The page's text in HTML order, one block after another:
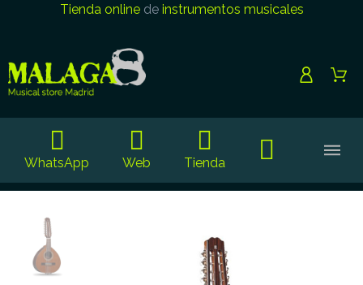
Tienda onlinede instrumentos musicales
WhatsApp Web Tienda